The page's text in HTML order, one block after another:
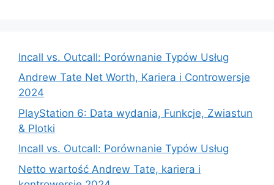
Incall vs. Outcall: Porównanie Typów Usług
Andrew Tate Net Worth, Kariera i Controwersje
2024
PlayStation 6: Data wydania, Funkcje, Zwiastun
& Plotki
Incall vs. Outcall: Porównanie Typów Usług
Netto wartość Andrew Tate, kariera i